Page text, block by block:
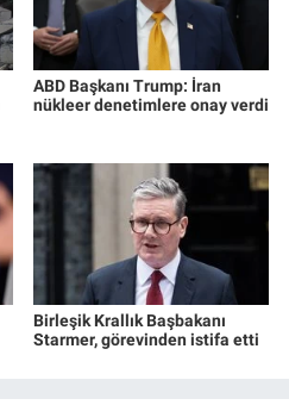
ABD Başkanı Trump: İran
nükleer denetimlere onay verdi
Birleşik Krallık Başbakanı
Starmer, görevinden istifa etti